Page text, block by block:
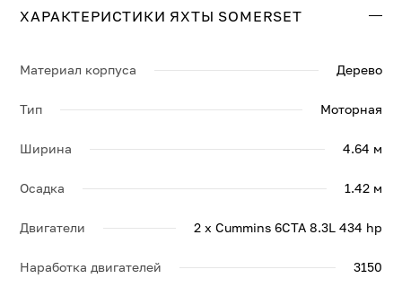
ХАРАКТЕРИСТИКИ ЯХТЫ SOMERSET
Материал корпуса Дерево
Тип Моторная
Ширина 4.64 м
Осадка 1.42 м
Двигатели 2 x Cummins 6CTA 8.3L 434 hp
Наработка двигателей 3150